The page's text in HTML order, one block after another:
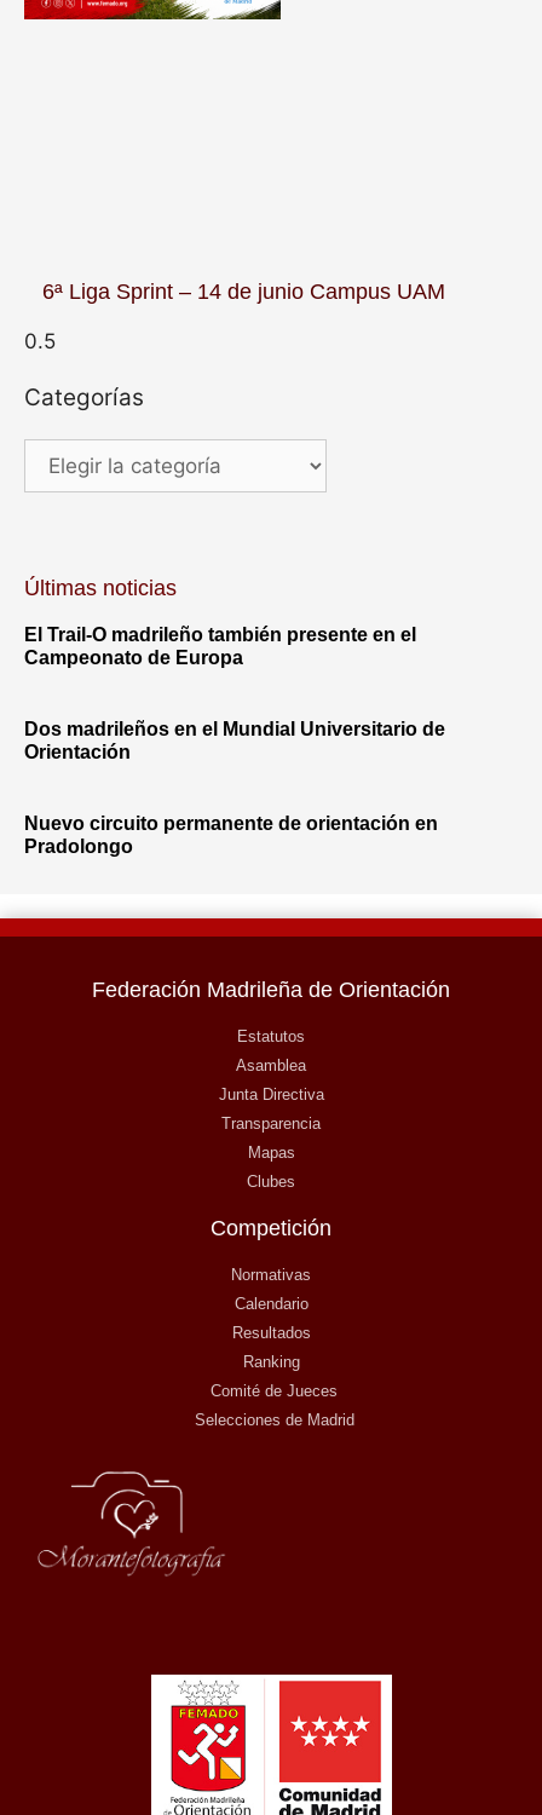
6ª Liga Sprint – 14 de junio Campus UAM
Categorías
Últimas noticias
El Trail-O madrileño también presente en el
Campeonato de Europa
Dos madrileños en el Mundial Universitario de
Orientación
Nuevo circuito permanente de orientación en
Pradolongo
Federación Madrileña de Orientación
Estatutos
Asamblea
Junta Directiva
Transparencia
Mapas
Clubes
Competición
Normativas
Calendario
Resultados
Ranking
Comité de Jueces
Selecciones de Madrid